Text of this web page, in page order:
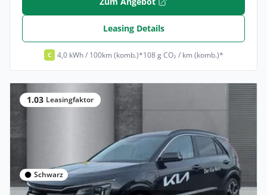
Leasing Details
C 4,0 kWh / 100km (komb.)*108 g CO₂ / km (komb.)*
1.03 Leasingfaktor
Schwarz